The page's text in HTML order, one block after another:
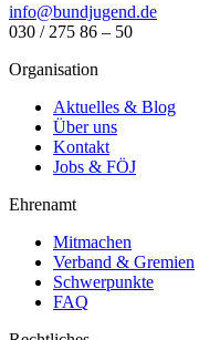
info@bundjugend.de
030 / 275 86 – 50
Organisation
Aktuelles & Blog
Über uns
Kontakt
Jobs & FÖJ
Ehrenamt
Mitmachen
Verband & Gremien
Schwerpunkte
FAQ